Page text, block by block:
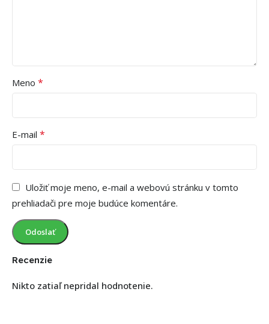
Recenzie
Nikto zatiaľ nepridal hodnotenie.
Meno *
E-mail *
Uložiť moje meno, e-mail a webovú stránku v tomto
prehliadači pre moje budúce komentáre.